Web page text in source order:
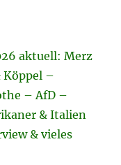
aktuell: Merz
Köppel –
– AfD –
& Italien
& vieles